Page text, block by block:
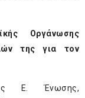
Οργάνωσης
της για τον
Ε. Ένωσης,